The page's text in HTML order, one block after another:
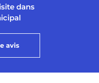
dans
avis